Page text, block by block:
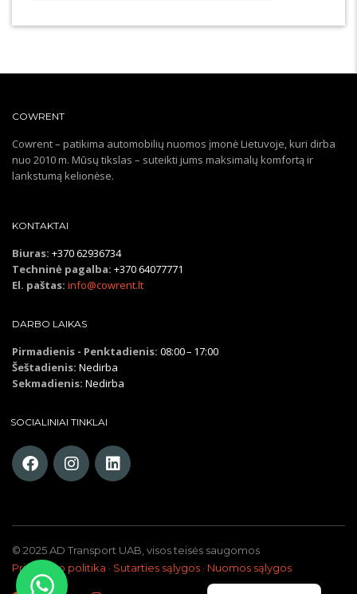
COWRENT
Cowrent – patikima automobilių nuomos įmonė Lietuvoje, kuri dirba
nuo 2010 m. Mūsų tikslas – suteikti jums maksimalų komfortą ir
lankstumą kelionėse.
KONTAKTAI
Biuras: +370 62936734
Techninė pagalba: +370 64077771
El. paštas: info@cowrent.lt
DARBO LAIKAS
Pirmadienis - Penktadienis: 08:00 – 17:00
Šeštadienis: Nedirba
Sekmadienis: Nedirba
SOCIALINIAI TINKLAI
© 2025 AD Transport UAB, visos teisės saugomos
Privatumo politika · Sutarties sąlygos · Nuomos sąlygos
Русский